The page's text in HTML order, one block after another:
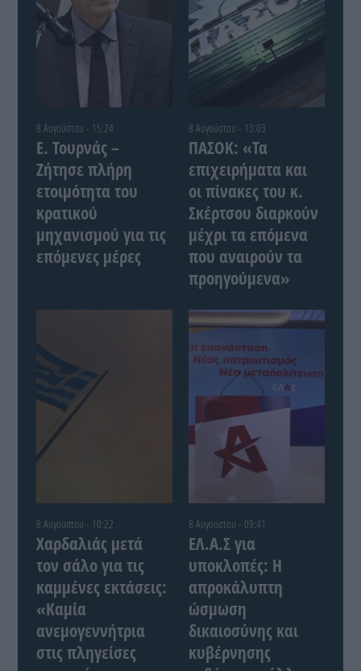
8 Αυγούστου - 15:24
Ε. Τουρνάς –
Ζήτησε πλήρη
ετοιμότητα του
κρατικού
μηχανισμού για τις
επόμενες μέρες
8 Αυγούστου - 13:03
ΠΑΣΟΚ: «Τα
επιχειρήματα και
οι πίνακες του κ.
Σκέρτσου διαρκούν
μέχρι τα επόμενα
που αναιρούν τα
προηγούμενα»
8 Αυγούστου - 10:22
Χαρδαλιάς μετά
τον σάλο για τις
καμμένες εκτάσεις:
«Καμία
ανεμογεννήτρια
στις πληγείσες
8 Αυγούστου - 09:41
ΕΛ.Α.Σ για
υποκλοπές: Η
απροκάλυπτη
ώσμωση
δικαιοσύνης και
κυβέρνησης